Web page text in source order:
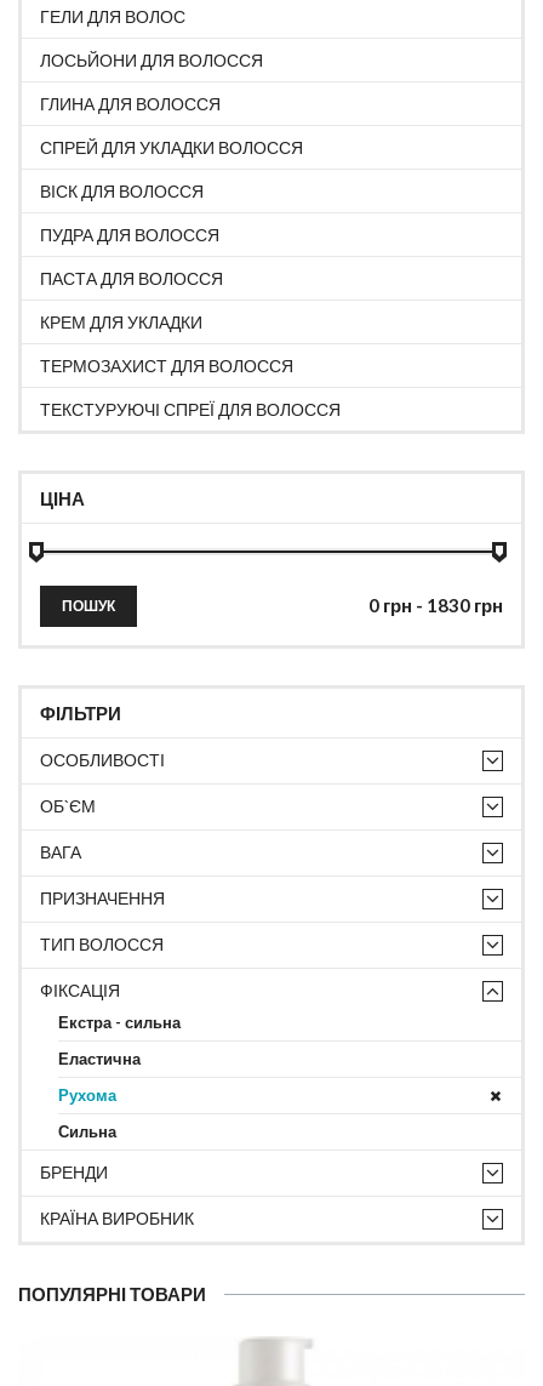
ГЕЛИ ДЛЯ ВОЛОС
ЛОСЬЙОНИ ДЛЯ ВОЛОССЯ
ГЛИНА ДЛЯ ВОЛОССЯ
СПРЕЙ ДЛЯ УКЛАДКИ ВОЛОССЯ
ВІСК ДЛЯ ВОЛОССЯ
ПУДРА ДЛЯ ВОЛОССЯ
ПАСТА ДЛЯ ВОЛОССЯ
КРЕМ ДЛЯ УКЛАДКИ
ТЕРМОЗАХИСТ ДЛЯ ВОЛОССЯ
ТЕКСТУРУЮЧІ СПРЕЇ ДЛЯ ВОЛОССЯ
ЦІНА
ПОШУК
ФІЛЬТРИ
ОСОБЛИВОСТІ
ОБ`ЄМ
ВАГА
ПРИЗНАЧЕННЯ
ТИП ВОЛОССЯ
ФІКСАЦІЯ
Екстра - сильна
Еластична
Рухома
Сильна
БРЕНДИ
КРАЇНА ВИРОБНИК
ПОПУЛЯРНІ ТОВАРИ